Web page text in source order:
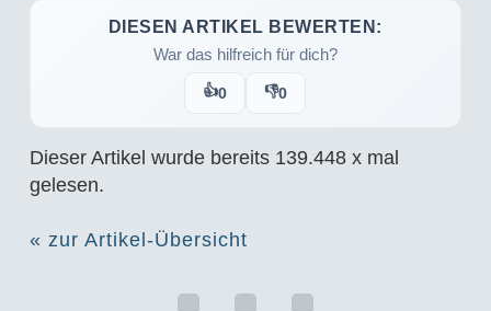
DIESEN ARTIKEL BEWERTEN:
War das hilfreich für dich?
👍0 👎0
Dieser Artikel wurde bereits 139.448 x mal
gelesen.
« zur Artikel-Übersicht